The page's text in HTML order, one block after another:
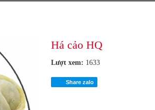
Há cảo HQ
Lượt xem: 1633
Share zalo